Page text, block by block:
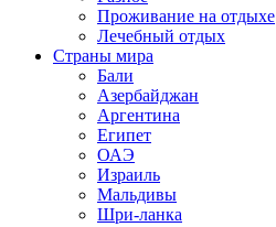
Проживание на отдыхе
Лечебный отдых
Страны мира
Бали
Азербайджан
Аргентина
Египет
ОАЭ
Израиль
Мальдивы
Шри-ланка